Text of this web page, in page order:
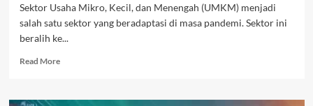
Sektor Usaha Mikro, Kecil, dan Menengah (UMKM) menjadi
salah satu sektor yang beradaptasi di masa pandemi. Sektor ini
beralih ke...
Read MoreRead
Menkeu: